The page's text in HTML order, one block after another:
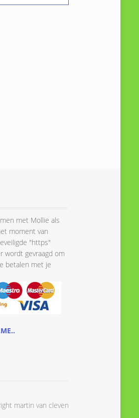
met Mollie als
moment van
"https"
wordt gevraagd om
betalen met je
martin van cleven